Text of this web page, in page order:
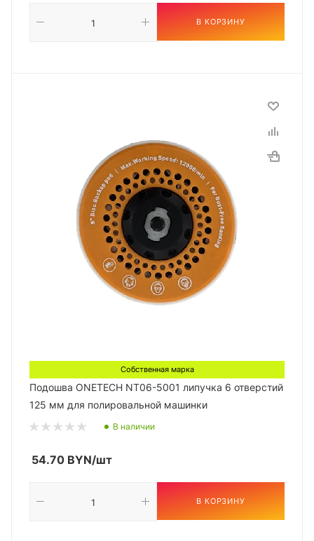
В КОРЗИНУ
Собственная марка
Подошва ONETECH NT06-5001 липучка 6 отверстий
125 мм для полировальной машинки
В наличии
54.70 BYN/шт
В КОРЗИНУ